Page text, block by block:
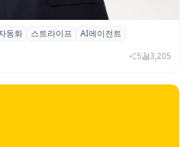
라이프 출신 이창헌 영입…
트 개발 본격화
동화 스트라이프
AI에이전트
5 3,205